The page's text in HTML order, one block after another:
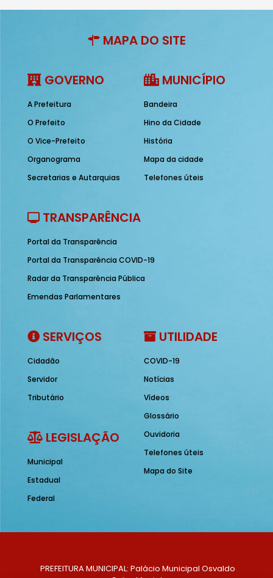
MAPA DO SITE
GOVERNO
A Prefeitura
O Prefeito
O Vice-Prefeito
Organograma
Secretarias e Autarquias
MUNICÍPIO
Bandeira
Hino da Cidade
História
Mapa da cidade
Telefones úteis
TRANSPARÊNCIA
Portal da Transparência
Portal da Transparência COVID-19
Radar da Transparência Pública
Emendas Parlamentares
SERVIÇOS
Cidadão
Servidor
Tributário
LEGISLAÇÃO
Municipal
Estadual
Federal
UTILIDADE
COVID-19
Notícias
Vídeos
Glossário
Ouvidoria
Telefones úteis
Mapa do Site
PREFEITURA MUNICIPAL: Palácio Municipal Osvaldo